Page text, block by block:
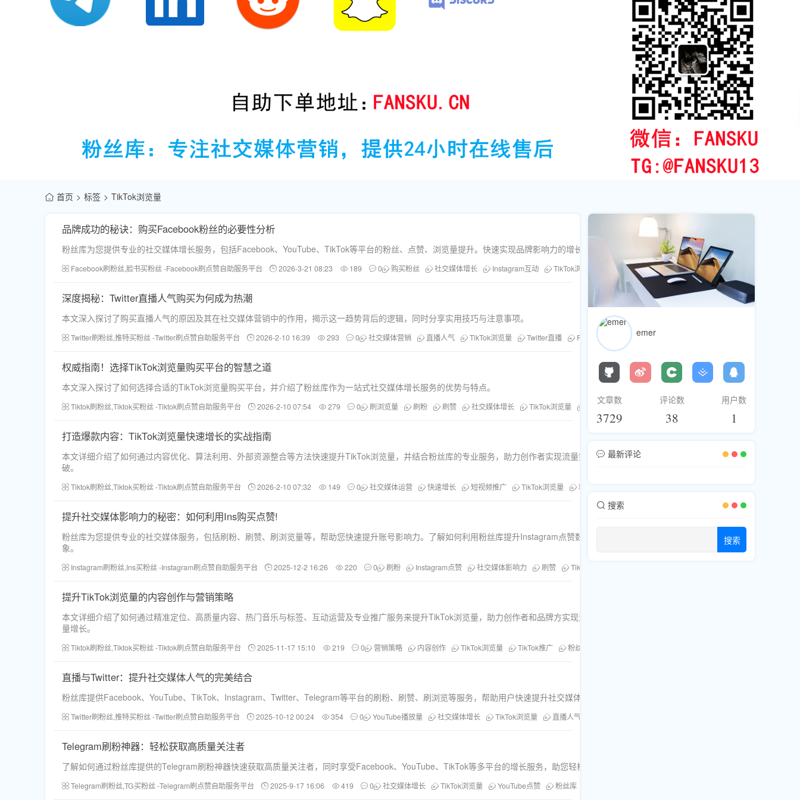
首页 标签 TikTok浏览量
品牌成功的秘诀：购买Facebook粉丝的必要性分析
粉丝库为您提供专业的社交媒体增长服务，包括Facebook、YouTube、TikTok等平台的粉丝、点赞、浏览量提升。快速实现品牌影响力的增长，抢占市场先机！
Facebook刷粉丝,脸书买粉丝 -Facebook刷点赞自助服务平台 2026-3-21 08:23 189 0 购买粉丝 社交媒体增长 Instagram互动 TikTok浏览量 YouTube点赞 粉丝库 Facebook粉丝
深度揭秘：Twitter直播人气购买为何成为热潮
本文深入探讨了购买直播人气的原因及其在社交媒体营销中的作用，揭示这一趋势背后的逻辑，同时分享实用技巧与注意事项。
Twitter刷粉丝,推特买粉丝 -Twitter刷点赞自助服务平台 2026-2-10 16:39 293 0 社交媒体营销 直播人气 TikTok浏览量 Twitter直播 Facebook推广 YouTube粉丝
权威指南！选择TikTok浏览量购买平台的智慧之道
本文深入探讨了如何选择合适的TikTok浏览量购买平台，并介绍了粉丝库作为一站式社交媒体增长服务的优势与特点。
Tiktok刷粉丝,Tiktok买粉丝 -Tiktok刷点赞自助服务平台 2026-2-10 07:54 279 0 刷浏览量 刷粉 刷赞 社交媒体增长 TikTok浏览量 粉丝库
打造爆款内容：TikTok浏览量快速增长的实战指南
本文详细介绍了如何通过内容优化、算法利用、外部资源整合等方法快速提升TikTok浏览量，并结合粉丝库的专业服务，助力创作者实现流量突
破。
Tiktok刷粉丝,Tiktok买粉丝 -Tiktok刷点赞自助服务平台 2026-2-10 07:32 149 0 社交媒体运营 快速增长 短视频推广 TikTok浏览量 粉丝库
提升社交媒体影响力的秘密：如何利用Ins购买点赞!
粉丝库为您提供专业的社交媒体服务，包括刷粉、刷赞、刷浏览量等，帮助您快速提升账号影响力。了解如何利用粉丝库提升Instagram点赞数，打造更具吸引力的社交媒体形
象。
Instagram刷粉丝,Ins买粉丝 -Instagram刷点赞自助服务平台 2025-12-2 16:26 220 0 刷粉 Instagram点赞 社交媒体影响力 刷赞 TikTok浏览量
提升TikTok浏览量的内容创作与营销策略
本文详细介绍了如何通过精准定位、高质量内容、热门音乐与标签、互动运营及专业推广服务来提升TikTok浏览量，助力创作者和品牌方实现流
量增长。
Tiktok刷粉丝,Tiktok买粉丝 -Tiktok刷点赞自助服务平台 2025-11-17 15:10 219 0 营销策略 内容创作 TikTok浏览量 TikTok推广 粉丝库
直播与Twitter：提升社交媒体人气的完美结合
粉丝库提供Facebook、YouTube、TikTok、Instagram、Twitter、Telegram等平台的刷粉、刷赞、刷浏览等服务，帮助用户快速提升社交媒体人气，特别适合直播推广和个人品牌打造。
Twitter刷粉丝,推特买粉丝 -Twitter刷点赞自助服务平台 2025-10-12 00:24 354 0 YouTube播放量 社交媒体增长 TikTok浏览量 直播人气提升
Telegram刷粉神器：轻松获取高质量关注者
了解如何通过粉丝库提供的Telegram刷粉神器快速获取高质量关注者，同时享受Facebook、YouTube、TikTok等多平台的增长服务，助您轻松提升社交媒体影响力。
Telegram刷粉丝,TG买粉丝 -Telegram刷点赞自助服务平台 2025-9-17 16:06 419 0 社交媒体增长 TikTok浏览量 YouTube点赞 粉丝库
emer
文章数
3729
评论数
38
用户数
1
最新评论
搜索
搜索